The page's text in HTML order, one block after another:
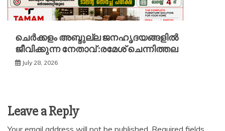
ചെർക്കളം അബ്ദുല്ല ജനഹൃദയങ്ങളിൽ
ജീവിക്കുന്ന നേതാവ് :രമേശ് ചെന്നിത്തല
July 28, 2026
Leave a Reply
Your email address will not be published. Required fields